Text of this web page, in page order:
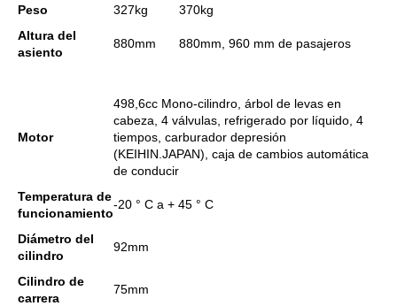
Peso 327kg
370kg
Altura del
asiento
880mm 880mm, 960 mm de pasajeros
Motor
498,6cc Mono-cilindro, árbol de levas en
cabeza, 4 válvulas, refrigerado por líquido, 4
tiempos, carburador depresión
(KEIHIN.JAPAN), caja de cambios automática
de conducir
Temperatura de
funcionamiento
-20 ° C a + 45 ° C
Diámetro del
cilindro
92mm
Cilindro de
carrera
75mm